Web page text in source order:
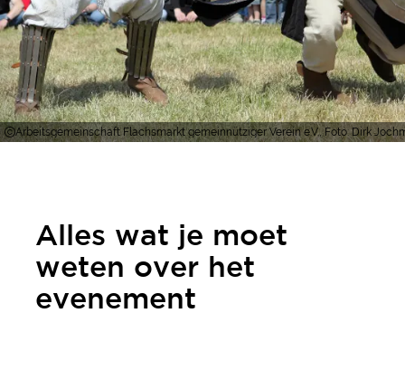
Arbeitsgemeinschaft Flachsmarkt gemeinnütziger Verein e.V., Foto: Dirk
Alles wat je moet
weten over het
evenement